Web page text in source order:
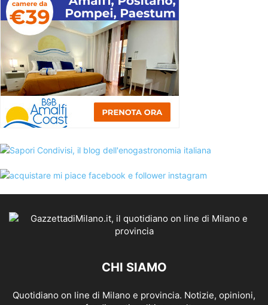
CHI SIAMO
Quotidiano on line di Milano e provincia. Notizie, opinioni,